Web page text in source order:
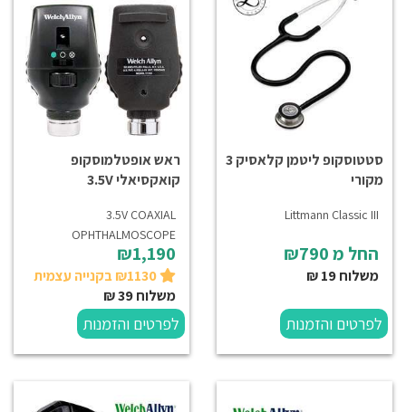
סטטוסקופ ליטמן קלאסיק 3
מקורי
Littmann Classic III
החל מ
משלוח 19 ₪
לפרטים והזמנות
ראש אופטלמוסקופ
קואקסיאלי 3.5V
3.5V COAXIAL
OPHTHALMOSCOPE
₪1,190
משלוח 39 ₪
לפרטים והזמנות